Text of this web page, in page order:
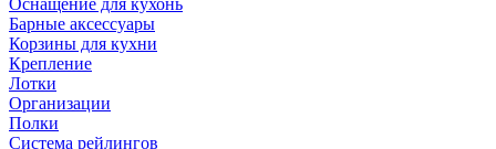
Оснащение для кухонь
Барные аксессуары
Корзины для кухни
Крепление
Лотки
Организации
Полки
Система рейлингов